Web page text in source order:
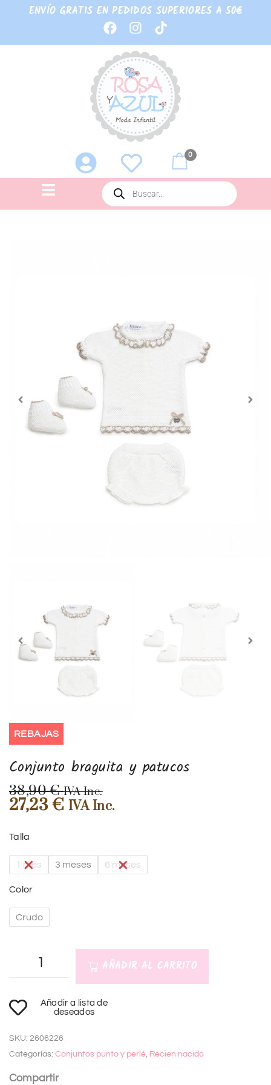
ENVÍO GRATIS EN PEDIDOS SUPERIORES A 50€
0
REBAJAS
Conjunto braguita y patucos
38,90€ IVA Inc.
27,23€ IVA Inc.
Talla
1 mes 3 meses 6 meses
Color
Crudo
AÑADIR AL CARRITO
l
e
r
n
Añadir a lista de
deseados
SKU: 2606226
Categorías: Conjuntos punto y perlé, Recien nacido
Compartir